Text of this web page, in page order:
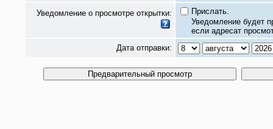
Уведомление о просмотре открытки:
Прислать.
Уведомление будет
если адресат
Дата отправки: